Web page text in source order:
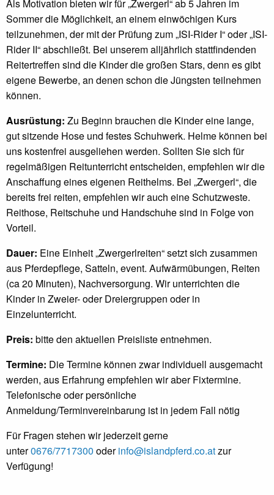
Als Motivation bieten wir für „Zwergerl“ ab 5 Jahren im
Sommer die Möglichkeit, an einem einwöchigen Kurs
teilzunehmen, der mit der Prüfung zum „ISI-Rider I“ oder „ISI-
Rider II“ abschließt. Bei unserem alljährlich stattfindenden
Reitertreffen sind die Kinder die großen Stars, denn es gibt
eigene Bewerbe, an denen schon die Jüngsten teilnehmen
können.
Ausrüstung: Zu Beginn brauchen die Kinder eine lange,
gut sitzende Hose und festes Schuhwerk. Helme können bei
uns kostenfrei ausgeliehen werden. Sollten Sie sich für
regelmäßigen Reitunterricht entscheiden, empfehlen wir die
Anschaffung eines eigenen Reithelms. Bei „Zwergerl“, die
bereits frei reiten, empfehlen wir auch eine Schutzweste.
Reithose, Reitschuhe und Handschuhe sind in Folge von
Vorteil.
Dauer: Eine Einheit „Zwergerlreiten“ setzt sich zusammen
aus Pferdepflege, Satteln, event. Aufwärmübungen, Reiten
(ca 20 Minuten), Nachversorgung. Wir unterrichten die
Kinder in Zweier- oder Dreiergruppen oder in
Einzelunterricht.
Preis: bitte den aktuellen Preisliste entnehmen.
Termine: Die Termine können zwar individuell ausgemacht
werden, aus Erfahrung empfehlen wir aber Fixtermine.
Telefonische oder persönliche
Anmeldung/Terminvereinbarung ist in jedem Fall nötig
Für Fragen stehen wir jederzeit gerne
unter0676/7717300 oderinfo@islandpferd.co.atzur
Verfügung!